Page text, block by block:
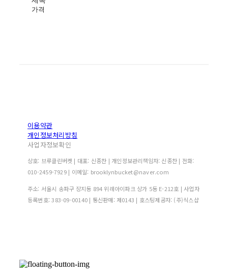
가격
이용약관
개인정보처리방침
사업자정보확인
상호: 브루클린버켓 | 대표: 신종찬 | 개인정보관리책임자: 신종찬 | 전화:
010-2459-7929 | 이메일: brooklynbucket@naver.com
주소: 서울시 송파구 장지동 894 위례아이파크 상가 5동 E-212호 | 사업자
등록번호:383-09-00140| 통신판매: 제0143 | 호스팅제공자: (주)식스샵